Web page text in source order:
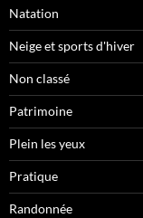
Natation
Neige et sports d'hiver
Non classé
Patrimoine
Plein les yeux
Pratique
Randonnée